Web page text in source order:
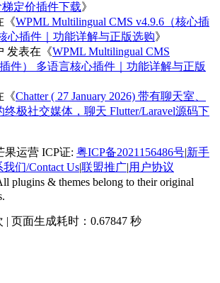
定价插件下载》
《WPML Multilingual CMS v4.9.6（核心插
心插件｜功能详解与正版选购》
发表在《WPML Multilingual CMS
件） 多语言核心插件｜功能详解与正版
《Chatter ( 27 January 2026) 带有聊天室、
极社交媒体，聊天 Flutter/Laravel源码下
果运营 ICP证: 粤ICP备2021156486号|新手
们/Contact Us|联盟推广|用户协议
plugins & themes belong to their original
| 页面生成耗时：0.67847 秒